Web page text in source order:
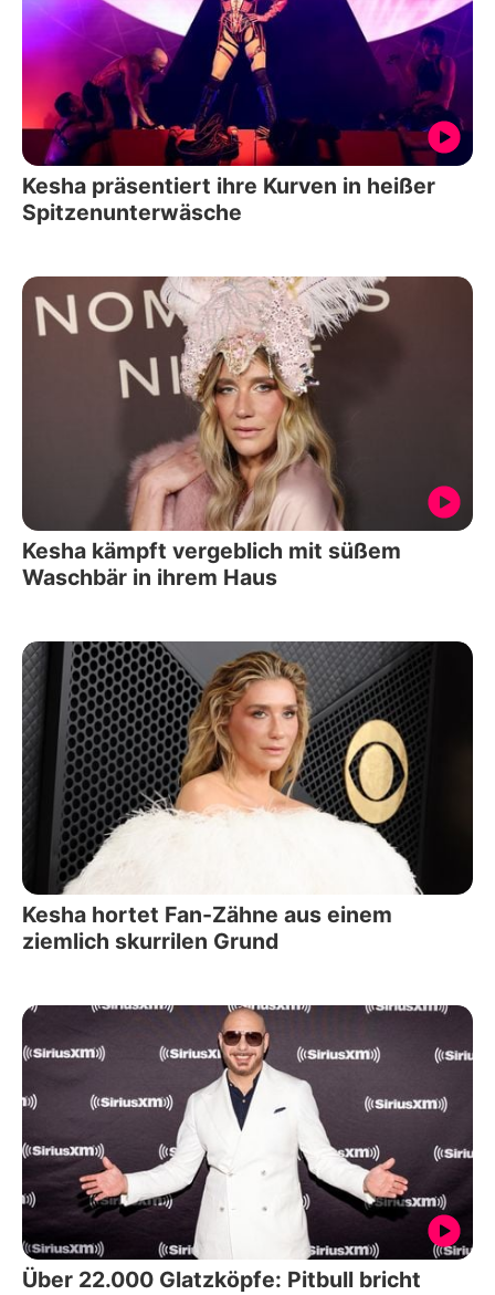
Kesha präsentiert ihre Kurven in heißer
Spitzenunterwäsche
Kesha kämpft vergeblich mit süßem
Waschbär in ihrem Haus
Kesha hortet Fan-Zähne aus einem
ziemlich skurrilen Grund
Über 22.000 Glatzköpfe: Pitbull bricht